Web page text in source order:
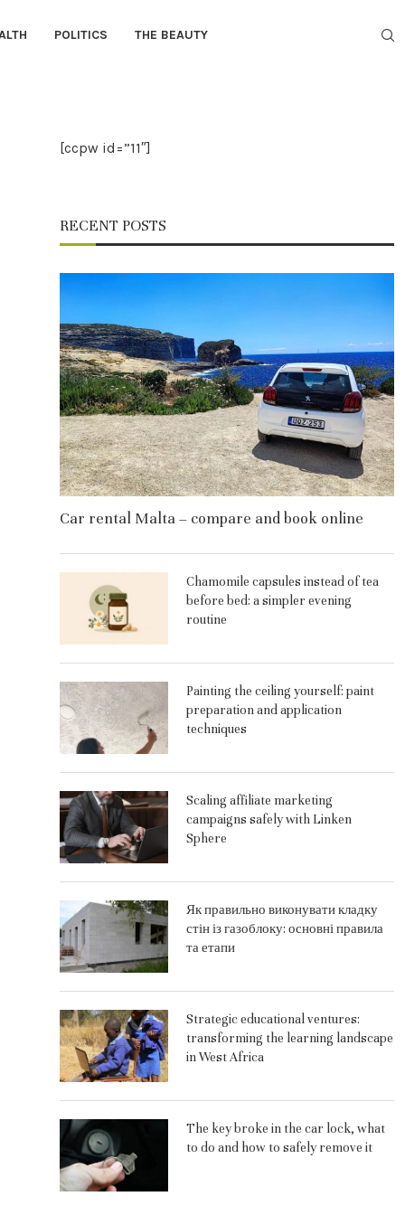
POLITICS THE BEAUTY
[ccpw id=”11″]
RECENT POSTS
Car rental Malta – compare and book online
Chamomile capsules instead of tea
before bed: a simpler evening
routine
Painting the ceiling yourself: paint
preparation and application
techniques
Scaling affiliate marketing
campaigns safely with Linken
Sphere
Як правильно виконувати кладку
стін із газоблоку: основні правила
та етапи
Strategic educational ventures:
transforming the learning landscape
in West Africa
The key broke in the car lock, what
to do and how to safely remove it